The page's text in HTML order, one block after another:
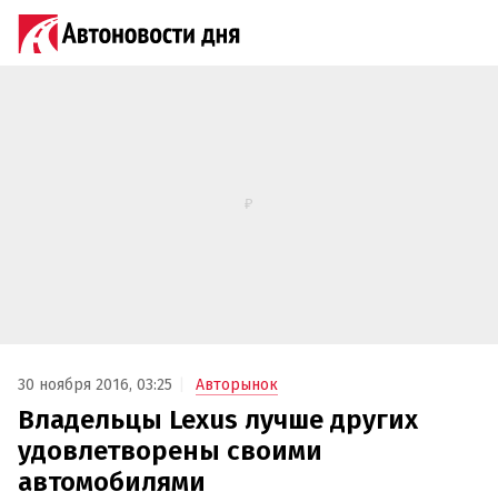
30 ноября 2016, 03:25 Авторынок
Владельцы Lexus лучше других
удовлетворены своими
автомобилями